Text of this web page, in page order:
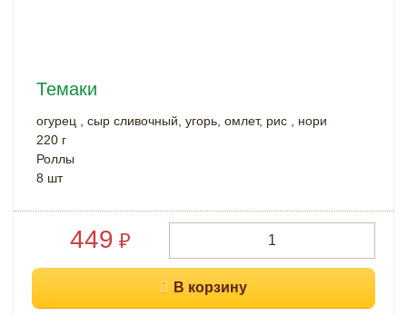
Темаки
огурец , сыр сливочный, угорь, омлет, рис , нори
220 г
Роллы
8 шт
449 ₽